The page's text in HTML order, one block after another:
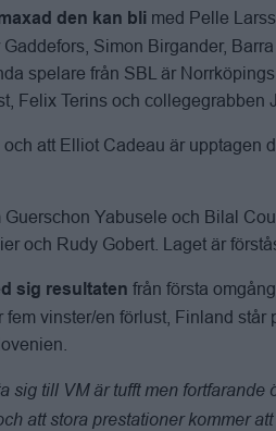
den kan bli med Pelle
Simon Birgander,
spelare från SBL är
Felix Terins och collegegrabben
att Elliot Cadeau är upptagen
Yabusele och Bilal
och Rudy Gobert. Laget är
sig resultaten från första
vinster/en förlust, Finland står
sig till VM är tufft men
att stora prestationer kommer